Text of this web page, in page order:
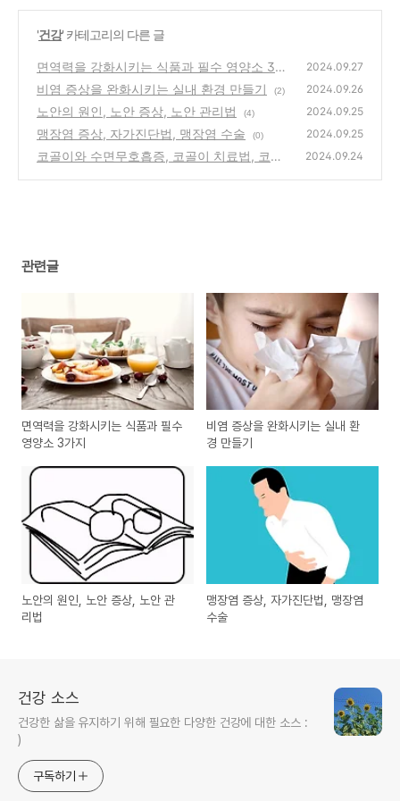
'건강' 카테고리의 다른 글
면역력을 강화시키는 식품과 필수 영양소 3가
지
(1)
2024.09.27
비염 증상을 완화시키는 실내 환경 만들기 (2) 2024.09.26
노안의 원인, 노안 증상, 노안 관리법 (4) 2024.09.25
맹장염 증상, 자가진단법, 맹장염 수술 (0) 2024.09.25
코골이와 수면무호흡증, 코골이 치료법, 코골
2024.09.24
관련글
면역력을 강화시키는 식품과 필수
영양소 3가지
비염 증상을 완화시키는 실내 환
경 만들기
노안의 원인, 노안 증상, 노안 관
리법
맹장염 증상, 자가진단법, 맹장염
수술
건강 소스
건강한 삶을 유지하기 위해 필요한 다양한 건강에 대한 소스 :
)
구독하기